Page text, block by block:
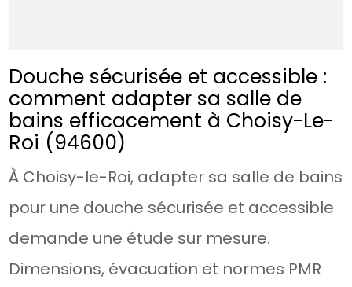
Douche sécurisée et accessible :
comment adapter sa salle de
bains efficacement à Choisy-Le-
Roi (94600)
À Choisy-le-Roi, adapter sa salle de bains
pour une douche sécurisée et accessible
demande une étude sur mesure.
Dimensions, évacuation et normes PMR